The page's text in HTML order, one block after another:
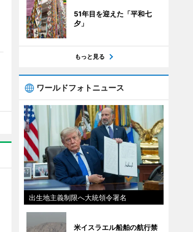
51年目を迎えた「平和七
夕」
もっと見る
ワールドフォトニュース
出生地主義制限へ大統領令署名
米イスラエル船舶の航行禁